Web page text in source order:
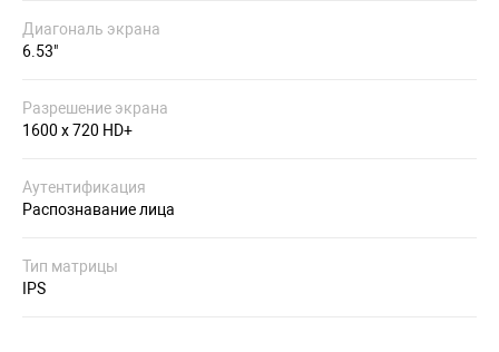
Диагональ экрана
6.53"
Разрешение экрана
1600 x 720 HD+
Аутентификация
Распознавание лица
Тип матрицы
IPS